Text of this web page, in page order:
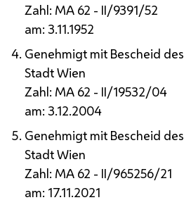
Zahl: MA 62 - II/9391/52
am: 3.11.1952
Genehmigt mit Bescheid
Stadt Wien
Zahl: MA 62 - II/19532/04
am: 3.12.2004
Genehmigt mit Bescheid
Stadt Wien
Zahl: MA 62 - II/965256/21
am: 17.11.2021